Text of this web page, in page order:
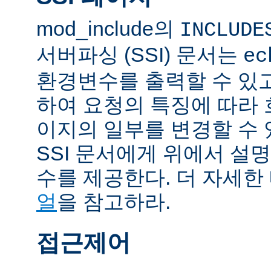
mod_include의
서버파싱 (SSI) 문서는
환경변수를 출력할 수 있
하여 요청의 특징에 따라
이지의 일부를 변경할 수
SSI 문서에게 위에서 설
수를 제공한다. 더 자세
얼을 참고하라.
접근제어